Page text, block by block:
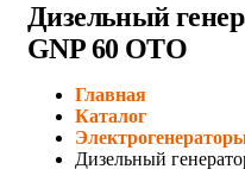
Дизельный
GNP 60 OTO
Главная
Каталог
Дизельный